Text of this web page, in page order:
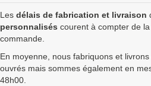
108 6,70 €
252 5,70 €
Les délais de fabrication et livraison
personnalisés courent à compter de
commande.
En moyenne, nous fabriquons et
ouvrés mais sommes également en
48h00.